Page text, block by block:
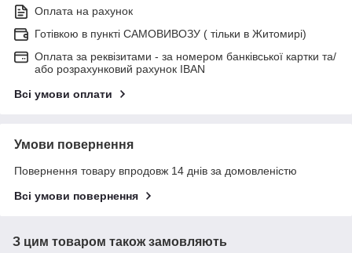
Оплата на рахунок
Готівкою в пункті САМОВИВОЗУ ( тільки в Житомирі)
Оплата за реквізитами - за номером банківської картки та/
або розрахунковий рахунок IBAN
Всі умови оплати
Умови повернення
Повернення товару впродовж 14 днів за домовленістю
Всі умови повернення
З цим товаром також замовляють